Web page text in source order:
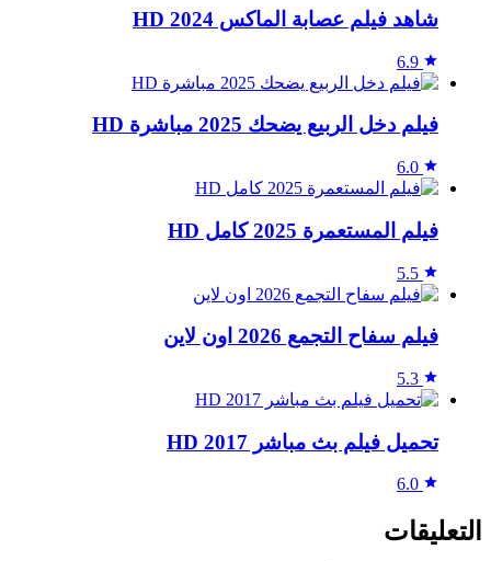
شاهد فيلم عصابة الماكس 2024 HD
6.9
فيلم دخل الربيع يضحك 2025 مباشرة HD
6.0
فيلم المستعمرة 2025 كامل HD
5.5
فيلم سفاح التجمع 2026 اون لاين
5.3
تحميل فيلم بث مباشر 2017 HD
6.0
التعليقات